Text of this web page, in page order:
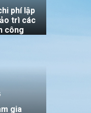
phí lập
trì các
công
gia